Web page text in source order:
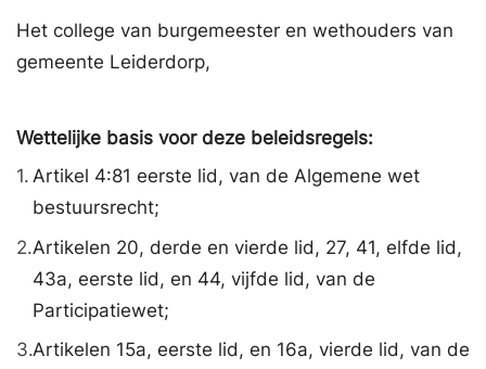
Het college van burgemeester en wethouders van
gemeente Leiderdorp,
Wettelijke basis voor deze beleidsregels:
1. Artikel 4:81 eerste lid, van de Algemene wet
bestuursrecht;
2.Artikelen 20, derde en vierde lid, 27, 41, elfde lid,
43a, eerste lid, en 44, vijfde lid, van de
Participatiewet;
3.Artikelen 15a, eerste lid, en 16a, vierde lid, van de